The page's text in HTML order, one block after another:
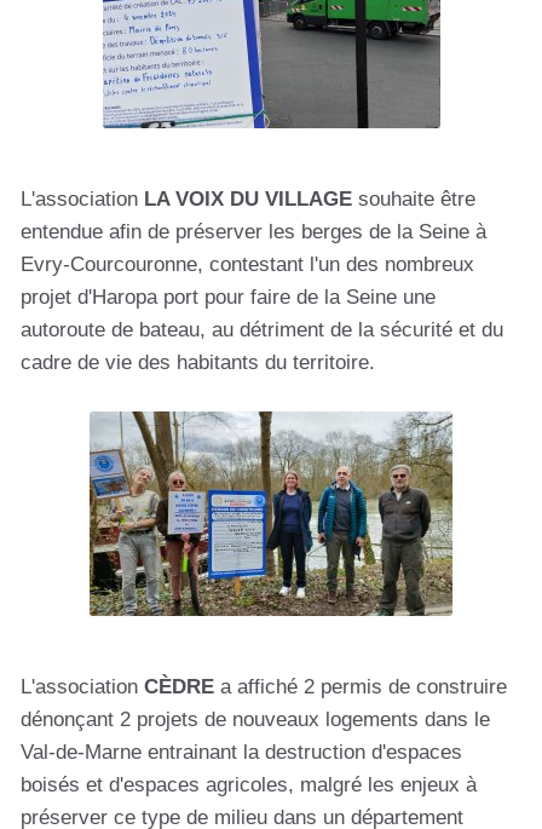
L'association LA VOIX DU VILLAGE souhaite être
entendue afin de préserver les berges de la Seine à
Evry-Courcouronne, contestant l'un des nombreux
projet d'Haropa port pour faire de la Seine une
autoroute de bateau, au détriment de la sécurité et du
cadre de vie des habitants du territoire.
L'association CÈDRE a affiché 2 permis de construire
dénonçant 2 projets de nouveaux logements dans le
Val-de-Marne entrainant la destruction d'espaces
boisés et d'espaces agricoles, malgré les enjeux à
préserver ce type de milieu dans un département